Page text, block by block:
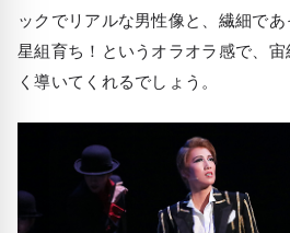
ックでリアルな男性像と、繊細で
星組育ち！というオラオラ感で、
く導いてくれるでしょう。